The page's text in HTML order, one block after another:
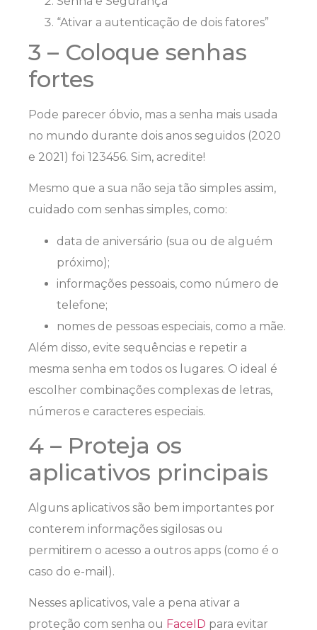
“Ativar a autenticação de dois fatores”
3 – Coloque senhas
fortes
Pode parecer óbvio, mas a senha mais usada
no mundo durante dois anos seguidos (2020
e 2021) foi 123456. Sim, acredite!
Mesmo que a sua não seja tão simples assim,
cuidado com senhas simples, como:
data de aniversário (sua ou de alguém
próximo);
informações pessoais, como número de
telefone;
nomes de pessoas especiais, como a mãe.
Além disso, evite sequências e repetir a
mesma senha em todos os lugares. O ideal é
escolher combinações complexas de letras,
números e caracteres especiais.
4 – Proteja os
aplicativos principais
Alguns aplicativos são bem importantes por
conterem informações sigilosas ou
permitirem o acesso a outros apps (como é o
caso do e-mail).
Nesses aplicativos, vale a pena ativar a
proteção com senha ou FaceID para evitar